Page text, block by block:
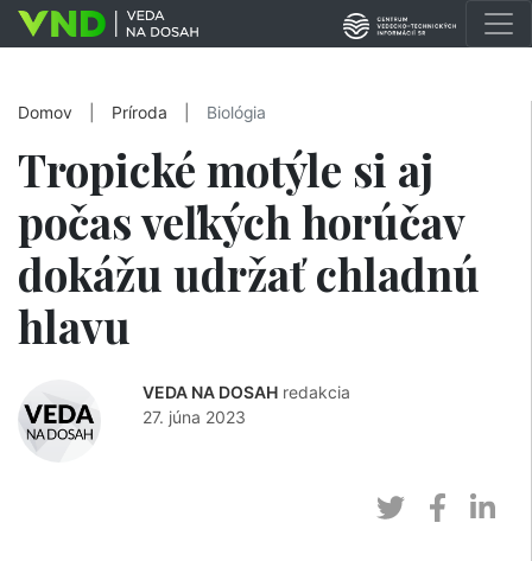
Domov Príroda Biológia
Tropické motýle si aj
počas veľkých horúčav
dokážu udržať chladnú
hlavu
VEDA NA DOSAH redakcia
27. júna 2023